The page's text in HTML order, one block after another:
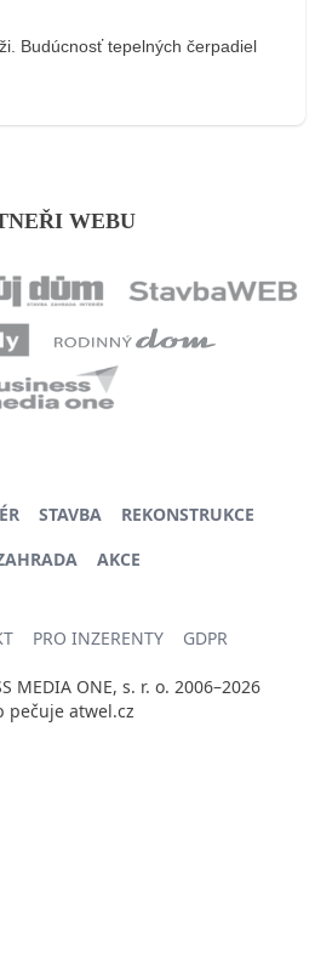
Budúcnosť tepelných čerpadiel
WEBU
STAVBA
REKONSTRUKCE
AKCE
PRO INZERENTY GDPR
MEDIA ONE, s. r. o. 2006–2026